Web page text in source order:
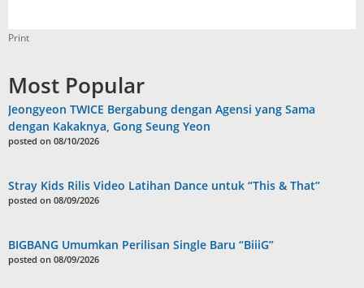
Print
Most Popular
Jeongyeon TWICE Bergabung dengan Agensi yang Sama
dengan Kakaknya, Gong Seung Yeon
posted on 08/10/2026
Stray Kids Rilis Video Latihan Dance untuk “This & That”
posted on 08/09/2026
BIGBANG Umumkan Perilisan Single Baru “BiiiG”
posted on 08/09/2026